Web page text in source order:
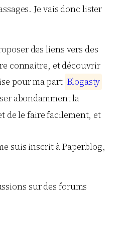
Je vais donc lister
des liens vers des
connaitre, et découvrir
pour ma part Blogasty
abondamment la
de le faire facilement, et
suis inscrit à Paperblog,
sur des forums